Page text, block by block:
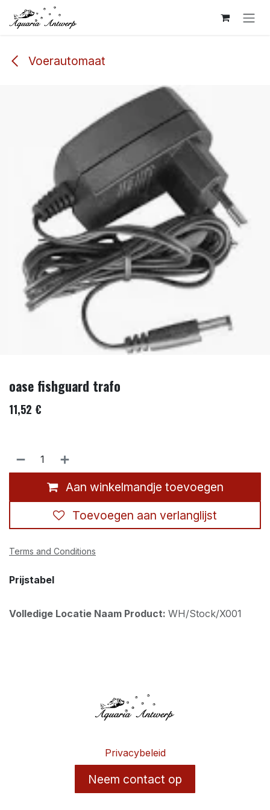
Overslaan naar inhoud
Voerautomaat
oase fishguard trafo
11,52 €
Aan winkelmandje toevoegen
Toevoegen aan verlanglijst
Terms and Conditions
Prijstabel
Volledige Locatie Naam Product: WH/Stock/X001
Privacybeleid
Neem contact op